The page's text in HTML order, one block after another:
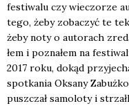
festi­wa­lu czy wie­czo­rze
tego, żeby zoba­czyć te
żeby noty o auto­rach
łem i pozna­łem na
2017 roku, dokąd
spo­tka­nia Oksa­ny
pusz­czał samo­lo­ty i